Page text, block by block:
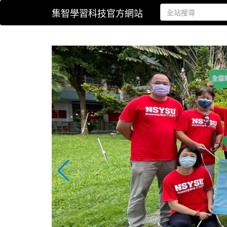
集智學習科技官方網站